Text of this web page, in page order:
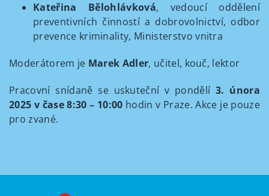
Kateřina Bělohlávková, vedoucí oddělení
preventivních činností a dobrovolnictví, odbor
prevence kriminality, Ministerstvo vnitra
Moderátorem je Marek Adler, učitel, kouč, lektor
Pracovní snídaně se uskuteční v pondělí 3. února
2025 v čase 8:30 – 10:00 hodin v Praze. Akce je pouze
pro zvané.